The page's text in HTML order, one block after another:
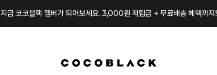
지금 코코블랙 멤버가 되어보세요. 3,000원 적립금 + 무료배송 혜택까지!